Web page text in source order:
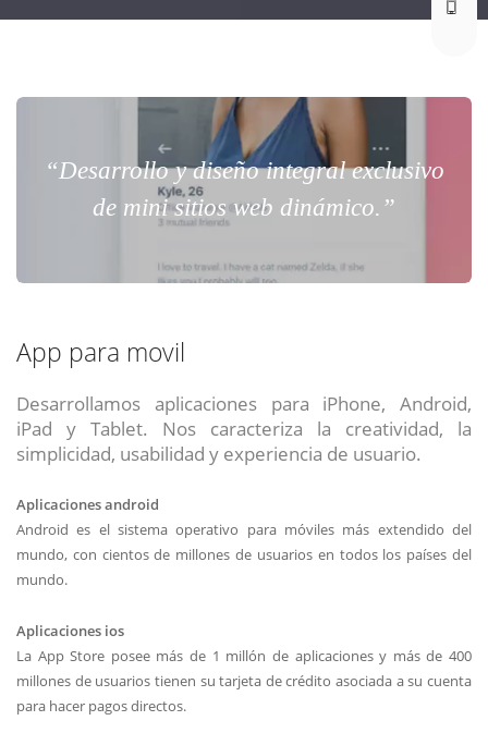
“Desarrollo y diseño integral exclusivo
de mini sitios web dinámico.”
App para movil
Desarrollamos aplicaciones para iPhone, Android,
iPad y Tablet. Nos caracteriza la creatividad, la
simplicidad, usabilidad y experiencia de usuario.
Aplicaciones android
Android es el sistema operativo para móviles más extendido del
mundo, con cientos de millones de usuarios en todos los países del
mundo.
Aplicaciones ios
La App Store posee más de 1 millón de aplicaciones y más de 400
millones de usuarios tienen su tarjeta de crédito asociada a su cuenta
para hacer pagos directos.